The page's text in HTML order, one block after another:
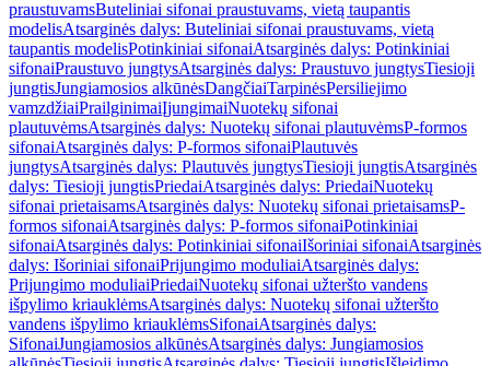
praustuvamsButeliniai sifonai praustuvams, vietą taupantis
modelisAtsarginės dalys: Buteliniai sifonai praustuvams, vietą
taupantis modelisPotinkiniai sifonaiAtsarginės dalys: Potinkiniai
sifonaiPraustuvo jungtysAtsarginės dalys: Praustuvo jungtysTiesioji
jungtisJungiamosios alkūnėsDangčiaiTarpinėsPersiliejimo
vamzdžiaiPrailginimaiĮjungimaiNuotekų sifonai
plautuvėmsAtsarginės dalys: Nuotekų sifonai plautuvėmsP-formos
sifonaiAtsarginės dalys: P-formos sifonaiPlautuvės
jungtysAtsarginės dalys: Plautuvės jungtysTiesioji jungtisAtsarginės
dalys: Tiesioji jungtisPriedaiAtsarginės dalys: PriedaiNuotekų
sifonai prietaisamsAtsarginės dalys: Nuotekų sifonai prietaisamsP-
formos sifonaiAtsarginės dalys: P-formos sifonaiPotinkiniai
sifonaiAtsarginės dalys: Potinkiniai sifonaiIšoriniai sifonaiAtsarginės
dalys: Išoriniai sifonaiPrijungimo moduliaiAtsarginės dalys:
Prijungimo moduliaiPriedaiNuotekų sifonai užteršto vandens
išpylimo kriauklėmsAtsarginės dalys: Nuotekų sifonai užteršto
vandens išpylimo kriauklėmsSifonaiAtsarginės dalys:
SifonaiJungiamosios alkūnėsAtsarginės dalys: Jungiamosios